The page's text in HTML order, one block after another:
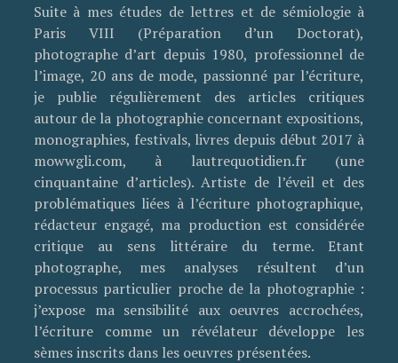
Suite à mes études de lettres et de sémiologie à
Paris VIII (Préparation d’un Doctorat),
photographe d’art depuis 1980, professionnel de
l’image, 20 ans de mode, passionné par l’écriture,
je publie régulièrement des articles critiques
autour de la photographie concernant expositions,
monographies, festivals, livres depuis début 2017 à
mowwgli.com, à lautrequotidien.fr (une
cinquantaine d’articles). Artiste de l’éveil et des
problématiques liées à l’écriture photographique,
rédacteur engagé, ma production est considérée
critique au sens littéraire du terme. Etant
photographe, mes analyses résultent d’un
processus particulier proche de la photographie :
j’expose ma sensibilité aux oeuvres accrochées,
l’écriture comme un révélateur développe les
sèmes inscrits dans les oeuvres présentées.